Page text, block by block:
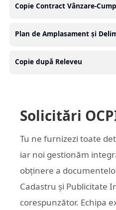
Copie Contract Vânzare-
Plan de Amplasament și
Copie după Releveu
Solicitări
Tu ne furnizezi toate
iar noi gestionăm
obținere a
Cadastru și Publicitate
corespunzător. Echipa